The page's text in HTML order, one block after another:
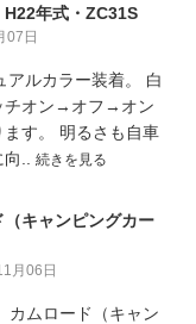
年式・ZC31S
07日
アルカラー装着。 白
チオン→オフ→オン
す。 明るさも自車
.. 続きを見る
キャンピングカー
月06日
カムロード（キャン